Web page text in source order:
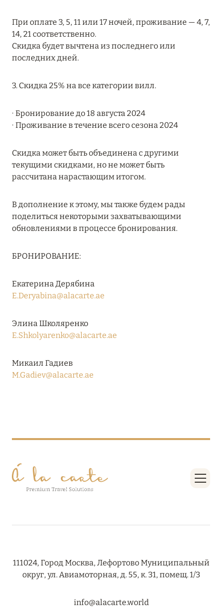
НАПИТКОВ ДЛЯ HB И FB
Подробнее
MANDARIN ORIENTAL JUMEIRA, DUBAI:
РАЗМЕЩЕНИЕ ВЕСНОЙ
Подробнее
11 декабря 2024
RIXOS PREMIUM SAADIYAT ISLAND ABU DHABI:
ЭКСКЛЮЗИВНО»
Подробнее
27 сентября 2024
Подробнее
27 сентября 2024
Подробнее
27 сентября 2024
RIXOS PREMIUM SAADIYAT ISLAND ABU DHABI:
20 августа 2024
ВЫГОДНАЯ АРИФМЕТИКА ОТ ULTIMA GSTAAD
При оплате 3, 5, 11 или 17 ночей, проживание — 4, 7,
14, 21 соответственно.
Скидка будет вычтена из последнего или
последних дней.
3. Скидка 25% на все категории вилл.
∙ Бронирование до 18 августа 2024
∙ Проживание в течение всего сезона 2024
Скидка может быть объединена с другими
текущими скидками, но не может быть
рассчитана нарастающим итогом.
В дополнение к этому, мы также будем рады
поделиться некоторыми захватывающими
обновлениями в процессе бронирования.
БРОНИРОВАНИЕ:
Екатерина Дерябина
E.Deryabina@alacarte.ae
Элина Школяренко
E.Shkolyarenko@alacarte.ae
Микаил Гадиев
M.Gadiev@alacarte.ae
111024, Город Москва, Лефортово Муниципальный
округ, ул. Авиамоторная, д. 55, к. 31, помещ. 1/3
info@alacarte.world